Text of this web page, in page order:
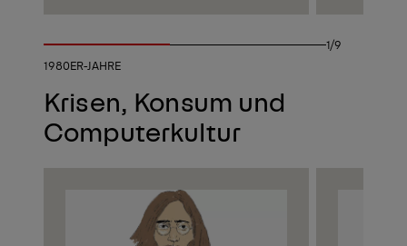
1/9
1980ER-JAHRE
Krisen, Konsum und
Computerkultur